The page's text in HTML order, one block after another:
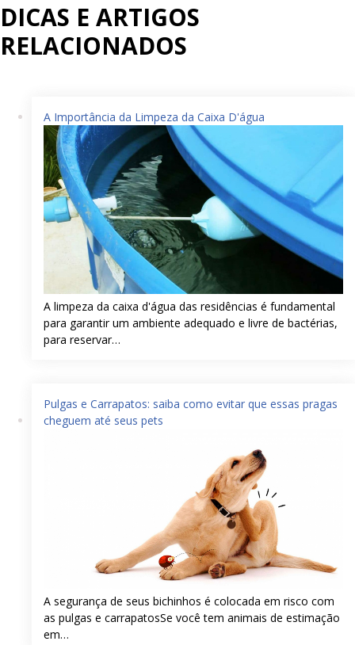
DICAS E ARTIGOS
RELACIONADOS
A Importância da Limpeza da Caixa D'água
A limpeza da caixa d'água das residências é fundamental
para garantir um ambiente adequado e livre de bactérias,
para reservar…
Pulgas e Carrapatos: saiba como evitar que essas pragas
cheguem até seus pets
A segurança de seus bichinhos é colocada em risco com
as pulgas e carrapatosSe você tem animais de estimação
em…